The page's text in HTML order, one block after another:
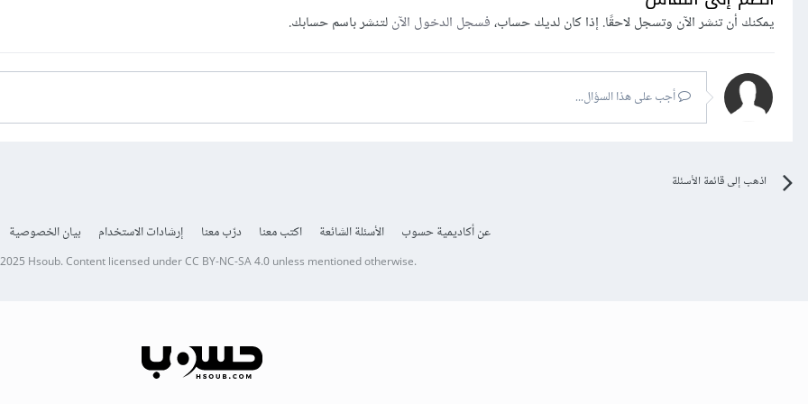
يمكنك أن تنشر الآن وتسجل لاحقًا. إذا كان لديك حساب،فسجل الدخول الآنلتنشر باسم حسابك.
أجب على هذا السؤال...
اذهب إلى قائمة الأسئلة
عن أكاديمية حسوب الأسئلة الشائعة اكتب معنا درّب معنا إرشادات الاستخدام بيان الخصوصية
Hsoub.Content licensed underCC BY-NC-SA 4.0unless mentioned otherwise.